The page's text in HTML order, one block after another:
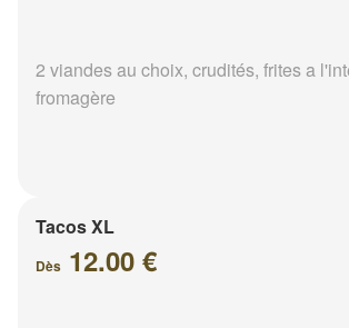
2 viandes au choix, crudités, frites a
fromagère
Tacos XL
Dès 12.00 €